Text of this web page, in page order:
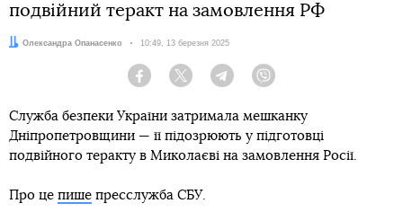
подвійний теракт на замовлення РФ
Автор:
Олександра Опанасенко Дата:
10:49, 13 березня 2025
Facebook Twitter Telegram
Служба безпеки України затримала мешканку
Дніпропетровщини — її підозрюють у підготовці
подвійного теракту в Миколаєві на замовлення Росії.
Про це пише пресслужба СБУ.